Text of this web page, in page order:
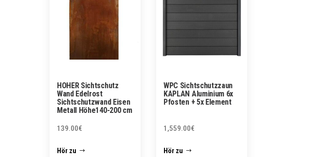
HOHER Sichtschutz
Wand Edelrost
Sichtschutzwand Eisen
Metall Höhe140-200 cm
139.00€
Hör zu
WPC Sichtschutzzaun
KAPLAN Aluminium 6x
Pfosten + 5x Element
1,559.00€
Hör zu